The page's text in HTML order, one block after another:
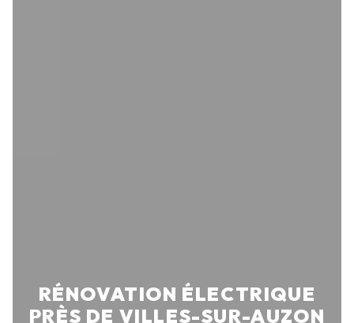
RÉNOVATION ÉLECTRIQUE
PRÈS DE VILLES-SUR-AUZON